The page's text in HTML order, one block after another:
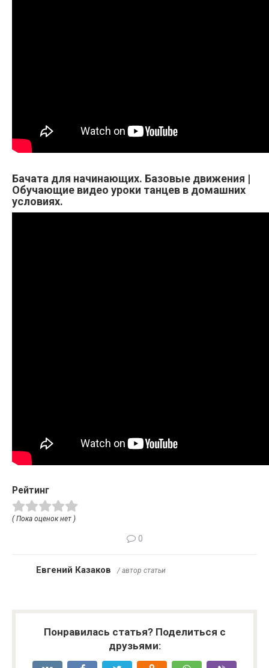
Бачата для начинающих. Базовые движения |
Обучающие видео уроки танцев в домашних
условиях.
Рейтинг
( Пока оценок нет )
0
Евгений Казаков / автор статьи
Понравилась статья? Поделиться с
друзьями: